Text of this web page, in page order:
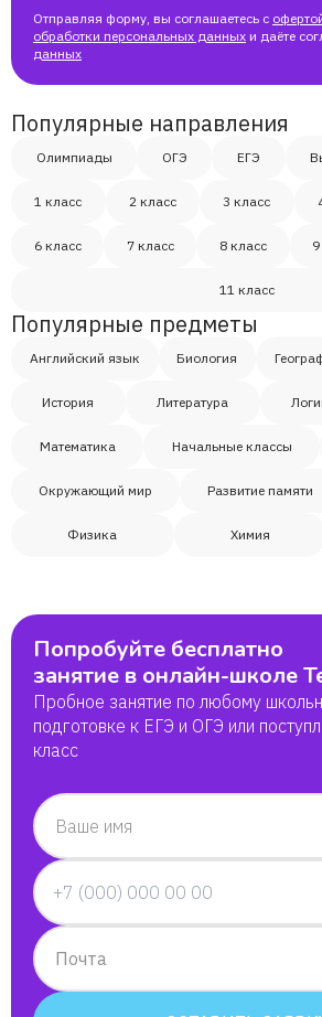
Альбина
Елизавета
Софья
Дамир
Виктория
Елена
Лилия
Лидия
Отправляя форму, вы соглашаетесь с
обработки персональных данных и даёте
данных
Популярные направления
Олимпиады ОГЭ ЕГЭ
1 класс 2 класс 3 класс
6 класс 7 класс 8 класс
11 класс
Популярные предметы
Английский язык Биология
История Литература
Математика Начальные классы
Окружающий мир Развитие памяти
Физика Химия
Попробуйте бесплатно
занятие в онлайн-школе
Пробное занятие по любому
подготовке к ЕГЭ и ОГЭ или
класс
Ваше имя
Почта